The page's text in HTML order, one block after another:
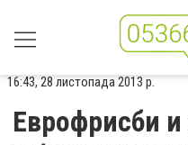
16:43, 28 листопада 2013 р.
Еврофрисби и